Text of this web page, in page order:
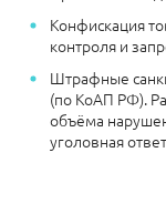
Конфискация
контроля и
Штрафные
(по КоАП РФ).
объёма
уголовная